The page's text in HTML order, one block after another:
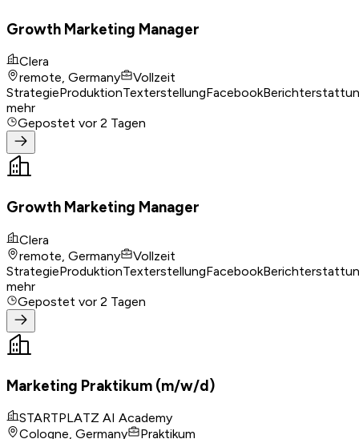
Growth Marketing Manager
Clera
remote, Germany
Vollzeit
StrategieProduktionTexterstellungFacebook
mehr
Gepostet vor 2 Tagen
Growth Marketing Manager
Clera
remote, Germany
Vollzeit
StrategieProduktionTexterstellungFacebook
mehr
Gepostet vor 2 Tagen
Marketing Praktikum (m/w/d)
STARTPLATZ AI Academy
Cologne, Germany
Praktikum